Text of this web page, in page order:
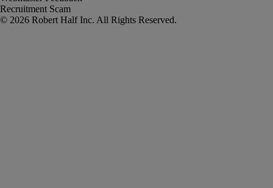
Recruitment Scam